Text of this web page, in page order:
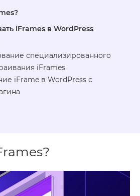
iFrames в WordPress
специализированного
iFrames
iFrame в WordPress с